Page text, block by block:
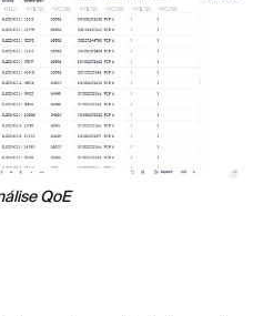
QoE